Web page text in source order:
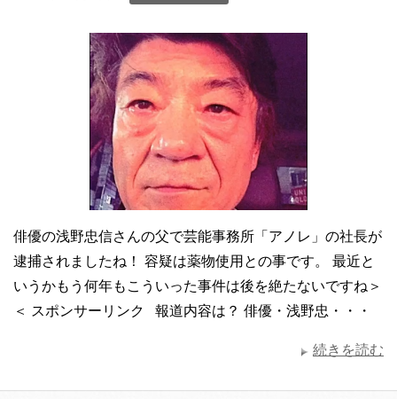
俳優の浅野忠信さんの父で芸能事務所「アノレ」の社長が
逮捕されましたね！ 容疑は薬物使用との事です。 最近と
いうかもう何年もこういった事件は後を絶たないですね＞
＜ スポンサーリンク 報道内容は？ 俳優・浅野忠・・・
続きを読む